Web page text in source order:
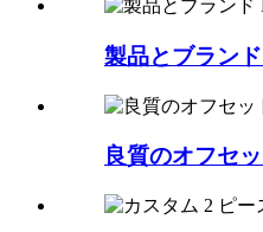
製品とブラン
良質のオフセ